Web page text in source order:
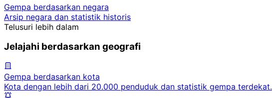
Gempa berdasarkan negara
Arsip negara dan statistik historis
Telusuri lebih dalam
Jelajahi berdasarkan geografi
Gempa berdasarkan kota
Kota dengan lebih dari 20.000 penduduk dan statistik gempa terdekat.